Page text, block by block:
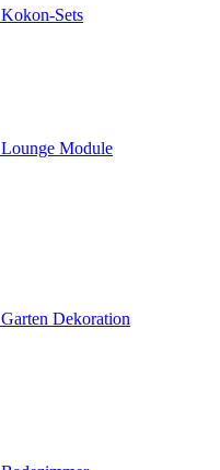
Kokon-Sets
Lounge Module
Garten Dekoration